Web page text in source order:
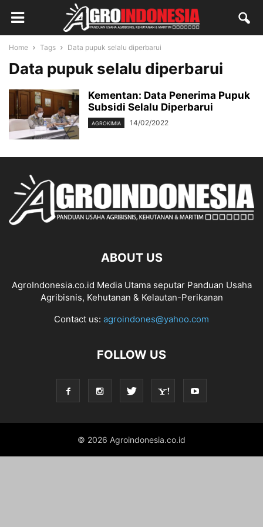
Home Tags Data pupuk selalu diperbarui
Data pupuk selalu diperbarui
Kementan: Data Penerima Pupuk
Subsidi Selalu Diperbarui
AGROKIMIA 14/02/2022
ABOUT US
AgroIndonesia.co.id Media Utama seputar Panduan Usaha
Agribisnis, Kehutanan & Kelautan-Perikanan
Contact us: agroindones@yahoo.com
FOLLOW US
© 2026 Agroindonesia.co.id